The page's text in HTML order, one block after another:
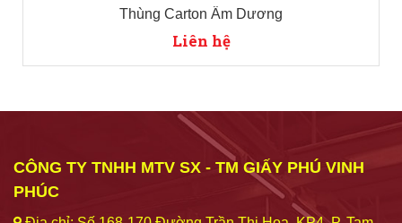
Thùng Carton Âm Dương
Liên hệ
CÔNG TY TNHH MTV SX - TM GIẤY PHÚ VINH
PHÚC